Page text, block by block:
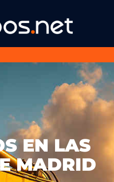
EN LAS
MADRID